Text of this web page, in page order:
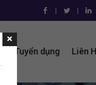
Tuyển dụng Liên